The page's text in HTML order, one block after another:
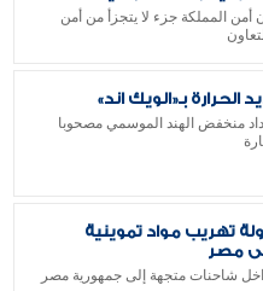
المملكة جزء لا يتجزأ من أمن
بـ«الويك اند»
منخفض الهند الموسمي مصحوبا
تهريب مواد تموينية
مصر
شاحنات متجهة إلى جمهورية مصر